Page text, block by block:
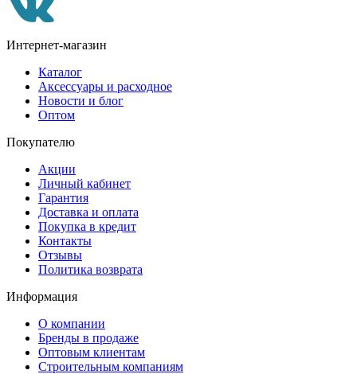
Интернет-магазин
Каталог
Аксессуары и расходное
Новости и блог
Оптом
Покупателю
Акции
Личный кабинет
Гарантия
Доставка и оплата
Покупка в кредит
Контакты
Отзывы
Политика возврата
Информация
О компании
Бренды в продаже
Оптовым клиентам
Строительным компаниям